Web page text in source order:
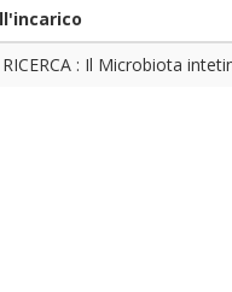
RICERCA : Il Microbiota